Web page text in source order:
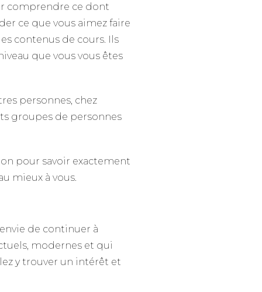
comprendre ce dont
ce que vous aimez faire
contenus de cours. Ils
que vous vous êtes
personnes, chez
groupes de personnes
pour savoir exactement
mieux à vous.
de continuer à
modernes et qui
y trouver un intérêt et